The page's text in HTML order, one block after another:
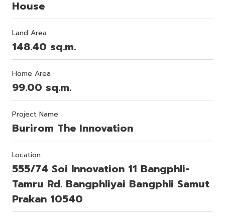
House
Land Area
148.40 sq.m.
Home Area
99.00 sq.m.
Project Name
Burirom The Innovation
Location
555/74 Soi lnnovation 11 Bangphli-
Tamru Rd. Bangphliyai Bangphli Samut
Prakan 10540